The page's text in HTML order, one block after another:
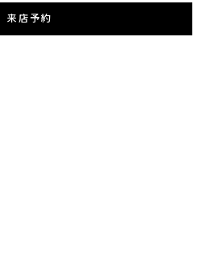
来店予約